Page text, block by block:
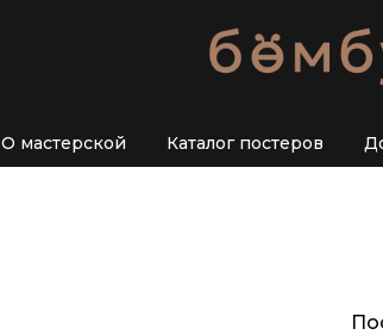
О мастерской Каталог постеров